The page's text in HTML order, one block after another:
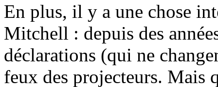
En plus, il y a une chose
Mitchell : depuis des
déclarations (qui ne
feux des projecteurs. Mais